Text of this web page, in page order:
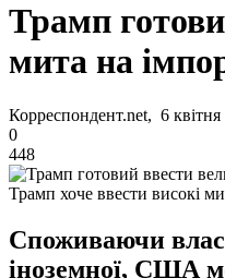
Трамп
мита на
Корреспондент.net, 6
0
448
Трамп хоче ввести високі
Споживаючи
іноземної, США